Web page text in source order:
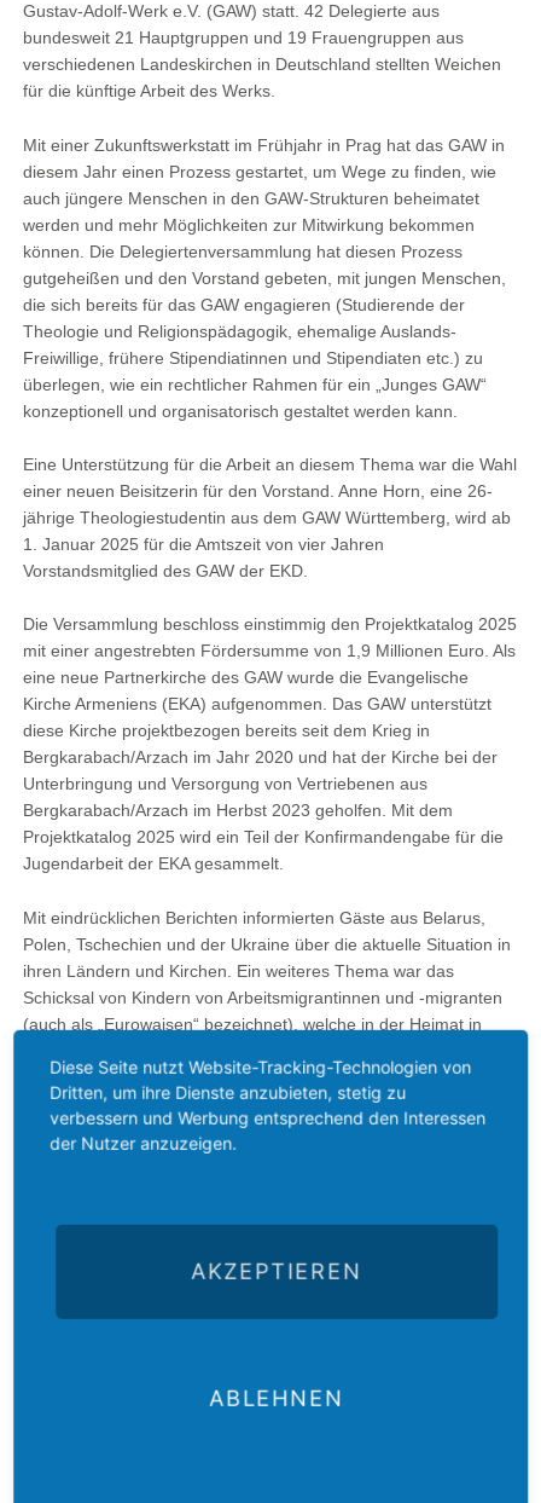
Gustav-Adolf-Werk e.V. (GAW) statt. 42 Delegierte aus
bundesweit 21 Hauptgruppen und 19 Frauengruppen aus
verschiedenen Landeskirchen in Deutschland stellten Weichen
für die künftige Arbeit des Werks.
Mit einer Zukunftswerkstatt im Frühjahr in Prag hat das GAW in
diesem Jahr einen Prozess gestartet, um Wege zu finden, wie
auch jüngere Menschen in den GAW-Strukturen beheimatet
werden und mehr Möglichkeiten zur Mitwirkung bekommen
können. Die Delegiertenversammlung hat diesen Prozess
gutgeheißen und den Vorstand gebeten, mit jungen Menschen,
die sich bereits für das GAW engagieren (Studierende der
Theologie und Religionspädagogik, ehemalige Auslands-
Freiwillige, frühere Stipendiatinnen und Stipendiaten etc.) zu
überlegen, wie ein rechtlicher Rahmen für ein „Junges GAW“
konzeptionell und organisatorisch gestaltet werden kann.
Eine Unterstützung für die Arbeit an diesem Thema war die Wahl
einer neuen Beisitzerin für den Vorstand. Anne Horn, eine 26-
jährige Theologiestudentin aus dem GAW Württemberg, wird ab
1. Januar 2025 für die Amtszeit von vier Jahren
Vorstandsmitglied des GAW der EKD.
Die Versammlung beschloss einstimmig den Projektkatalog 2025
mit einer angestrebten Fördersumme von 1,9 Millionen Euro. Als
eine neue Partnerkirche des GAW wurde die Evangelische
Kirche Armeniens (EKA) aufgenommen. Das GAW unterstützt
diese Kirche projektbezogen bereits seit dem Krieg in
Bergkarabach/Arzach im Jahr 2020 und hat der Kirche bei der
Unterbringung und Versorgung von Vertriebenen aus
Bergkarabach/Arzach im Herbst 2023 geholfen. Mit dem
Projektkatalog 2025 wird ein Teil der Konfirmandengabe für die
Jugendarbeit der EKA gesammelt.
Mit eindrücklichen Berichten informierten Gäste aus Belarus,
Polen, Tschechien und der Ukraine über die aktuelle Situation in
ihren Ländern und Kirchen. Ein weiteres Thema war das
Schicksal von Kindern von Arbeitsmigrantinnen und -migranten
(auch als „Eurowaisen“ bezeichnet), welche in der Heimat in
Europas Millionen von Kindern. Einige solcher Schicksale
wurden im Rahmen einer Podiumsdiskussion auch von
Betroffenen veranschaulicht. Das GAW und die Frauenarbeit im
GAW unterstützen kirchliche Projekte in Polen, Litauen, in der
der Gemeinschaft Evangelischer Kirchen in Europa (GEKE), für
am 22. September 2024 in der Evangelischen Kirche Bad
Diese Seite nutzt Website-Tracking-Technologien von
Dritten, um ihre Dienste anzubieten, stetig zu
verbessern und Werbung entsprechend den Interessen
der Nutzer anzuzeigen.
AKZEPTIEREN
ABLEHNEN